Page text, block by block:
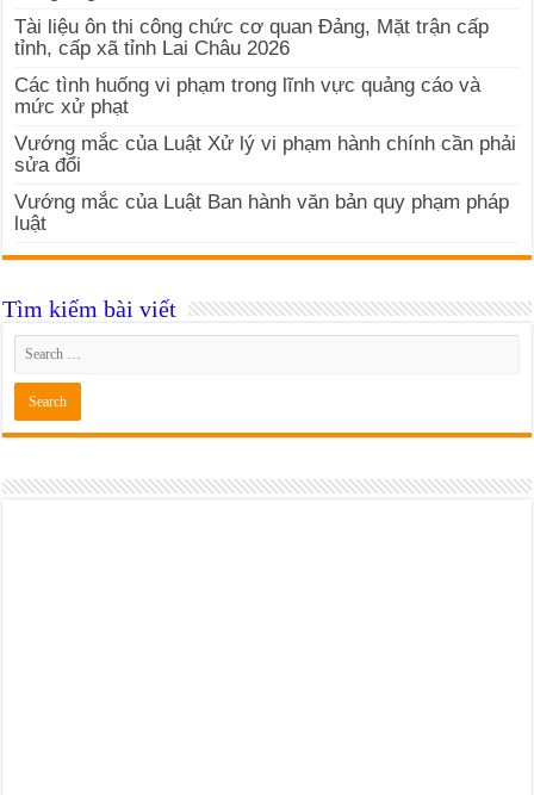
Tài liệu ôn thi công chức cơ quan Đảng, Mặt trận cấp
tỉnh, cấp xã tỉnh Lai Châu 2026
Các tình huống vi phạm trong lĩnh vực quảng cáo và
mức xử phạt
Vướng mắc của Luật Xử lý vi phạm hành chính cần phải
sửa đổi
Vướng mắc của Luật Ban hành văn bản quy phạm pháp
luật
Tìm kiếm bài viết